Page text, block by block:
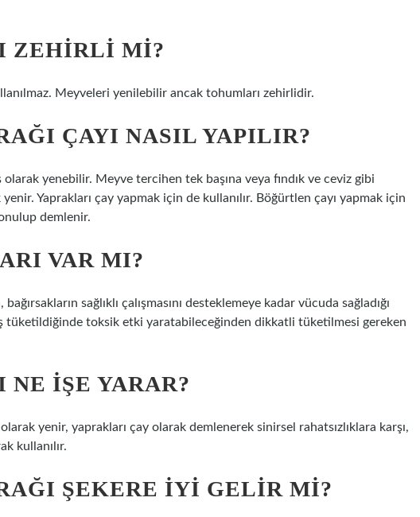
ZEHIRLI MI?
Meyveleri yenilebilir ancak tohumları zehirlidir.
ÇAYI NASIL YAPILIR?
yenebilir. Meyve tercihen tek başına veya fındık ve ceviz gibi
Yaprakları çay yapmak için de kullanılır. Böğürtlen çayı yapmak için
demlenir.
VAR MI?
sağlıklı çalışmasını desteklemeye kadar vücuda sağladığı
tüketildiğinde toksik etki yaratabileceğinden dikkatli tüketilmesi gereken
NE IŞE YARAR?
yenir, yaprakları çay olarak demlenerek sinirsel rahatsızlıklara karşı,
kullanılır.
ŞEKERE IYI GELIR MI?